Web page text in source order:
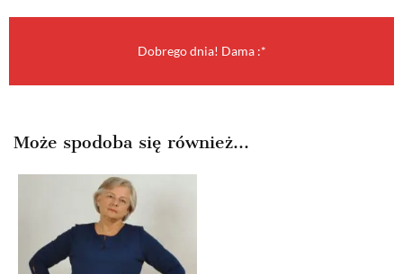
Dobrego dnia! Dama :*
Może spodoba się również…